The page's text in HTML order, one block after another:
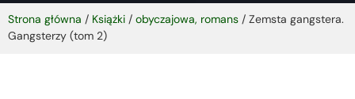
Strona główna / Książki / obyczajowa, romans / Zemsta gangstera.
Gangsterzy (tom 2)